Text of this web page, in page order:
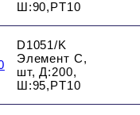
Ш:90,PT10
D1051/K
Элемент C,
шт, Д:200,
Ш:95,PT10